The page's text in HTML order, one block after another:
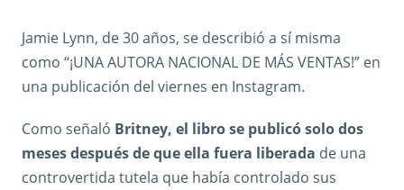
Jamie Lynn, de 30 años, se describió a sí misma
como “¡UNA AUTORA NACIONAL DE MÁS VENTAS!” en
una publicación del viernes en Instagram.
Como señaló Britney, el libro se publicó solo dos
meses después de que ella fuera liberada de una
controvertida tutela que había controlado sus